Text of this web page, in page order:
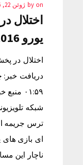
by on ژوئن 22, 2016
اختلال
یورو 2016
۰۱:۵۹
شبکه
ترس جریمه
ناچار این